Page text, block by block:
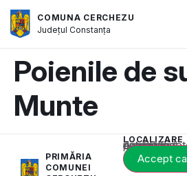
COMUNA CERCHEZU
JudețulConstanța
Poienile de
Munte
PRIMĂRIA
COMUNEI
LOCALIZARE
Acest conținut este blocat până când acceptați categoria corespunzătoare de cookie-uri.
Accept